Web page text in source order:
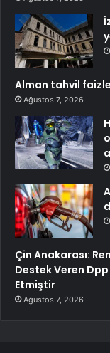
Alman tahvil
Ağustos 7, 2026
Çin Anakarası:
Destek Veren
Etmiştir
Ağustos 7, 2026